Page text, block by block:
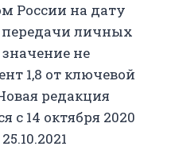
России на дату
передачи личных
не
1,8 от ключевой
редакция
с 14 октября 2020